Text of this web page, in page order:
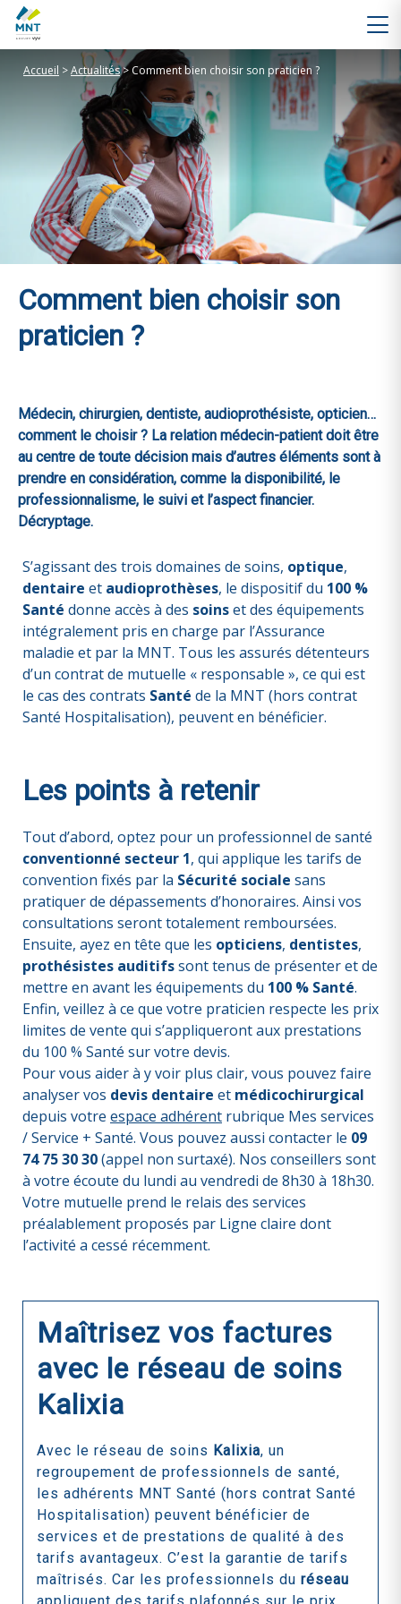
Accueil >Actualités> Comment bien choisir son praticien ?
Comment bien choisir son
praticien ?
Médecin, chirurgien, dentiste, audioprothésiste, opticien…
comment le choisir ? La relation médecin-patient doit être
au centre de toute décision mais d’autres éléments sont à
prendre en considération, comme la disponibilité, le
professionnalisme, le suivi et l’aspect financier.
Décryptage.
S’agissant des trois domaines de soins, optique,
dentaire et audioprothèses, le dispositif du 100 %
Santé donne accès à des soinset des équipements
intégralement pris en charge par l’Assurance
maladie et par la MNT. Tous les assurés détenteurs
d’un contrat de mutuelle « responsable », ce qui est
le cas des contrats Santé de la MNT (hors contrat
Santé Hospitalisation), peuvent en bénéficier.
Les points à retenir
Tout d’abord, optez pour un professionnel de santé
conventionné secteur 1, qui applique les tarifs de
convention fixés par la Sécurité sociale sans
pratiquer de dépassements d’honoraires. Ainsi vos
consultations seront totalement remboursées.
Ensuite, ayez en tête que les opticiens, dentistes,
prothésistes auditifssont tenus de présenter et de
mettre en avant les équipements du 100 % Santé.
Enfin, veillez à ce que votre praticien respecte les prix
limites de vente qui s’appliqueront aux prestations
du 100 % Santé sur votre devis.
Pour vous aider à y voir plus clair, vous pouvez faire
analyser vos devis dentaire et médicochirurgical
depuis votre espace adhérent rubrique Mes services
/ Service + Santé. Vous pouvez aussi contacter le 09
74 75 30 30(appel non surtaxé). Nos conseillers sont
à votre écoute du lundi au vendredi de 8h30 à 18h30.
Votre mutuelle prend le relais des services
préalablement proposés par Ligne claire dont
l’activité a cessé récemment.
Maîtrisez vos factures
avec le réseau de soins
Kalixia
Avec le réseau de soins Kalixia, un
regroupement de professionnels de santé,
les adhérents MNT Santé (hors contrat Santé
Hospitalisation) peuvent bénéficier de
services et de prestations de qualité à des
tarifs avantageux. C’est la garantie de tarifs
maîtrisés. Car les professionnels du réseau